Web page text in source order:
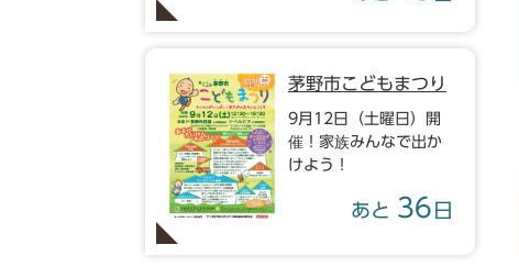
茅野市こどもまつり
9月12日（土曜日）開
催！家族みんなで出か
けよう！
あと 36 日